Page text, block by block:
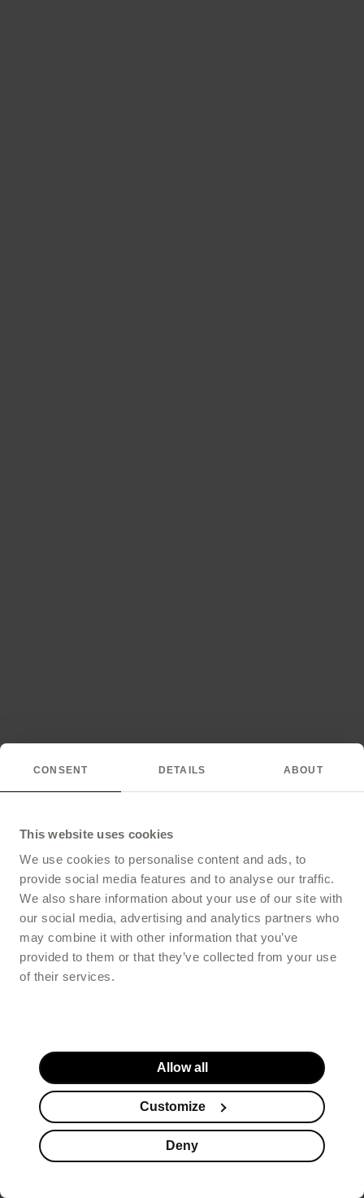
CONSENT DETAILS ABOUT
This website uses cookies
We use cookies to personalise content and ads, to
provide social media features and to analyse our traffic.
We also share information about your use of our site with
our social media, advertising and analytics partners who
may combine it with other information that you’ve
provided to them or that they’ve collected from your use
of their services.
Allow all
Customize
Deny